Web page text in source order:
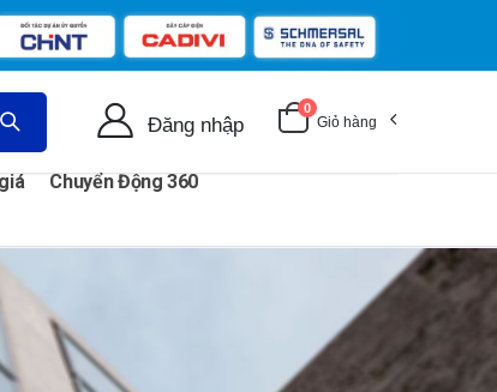
Đăng nhập
0
Giỏ hàng
Chuyển Động 360